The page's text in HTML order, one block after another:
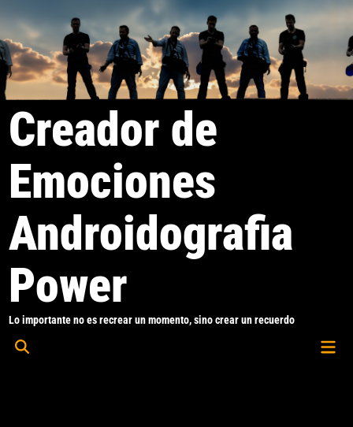
al
contenido
Creador de
Emociones
Androidografia
Power
Lo importante no es recrear un momento, sino crear un recuerdo
Abrir